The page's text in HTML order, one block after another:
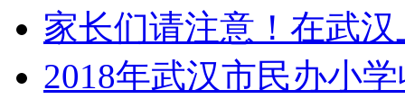
家长们请注意！在武
2018年武汉市民办小